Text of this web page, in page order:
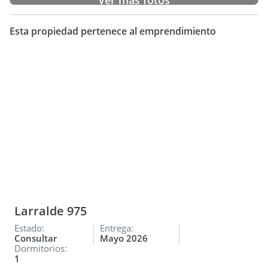
COMERCIALIZA MONDELLA PROPIEDADES
Esta propiedad pertenece al emprendimiento
Larralde 975
Estado:
Consultar
Entrega:
Mayo 2026
Dormitorios:
1